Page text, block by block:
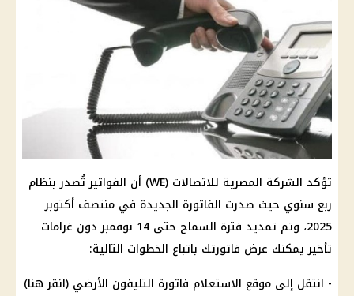
تؤكد الشركة المصرية للاتصالات (WE) أن الفواتير تُصدر بنظام
ربع سنوي حيث صدرت الفاتورة الجديدة في منتصف أكتوبر
2025، وتم تمديد فترة السماح حتى 14 نوفمبر دون غرامات
تأخير يمكنك عرض فاتورتك باتباع الخطوات التالية:
- انتقل إلى موقع الاستعلام فاتورة التليفون الأرضي (انقر هنا)